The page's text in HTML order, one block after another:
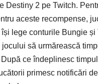
Destiny 2 pe Twitch.
aceste recompense,
lege conturile Bungie și
jocului să urmărească
ce îndeplinesc
primesc notificări